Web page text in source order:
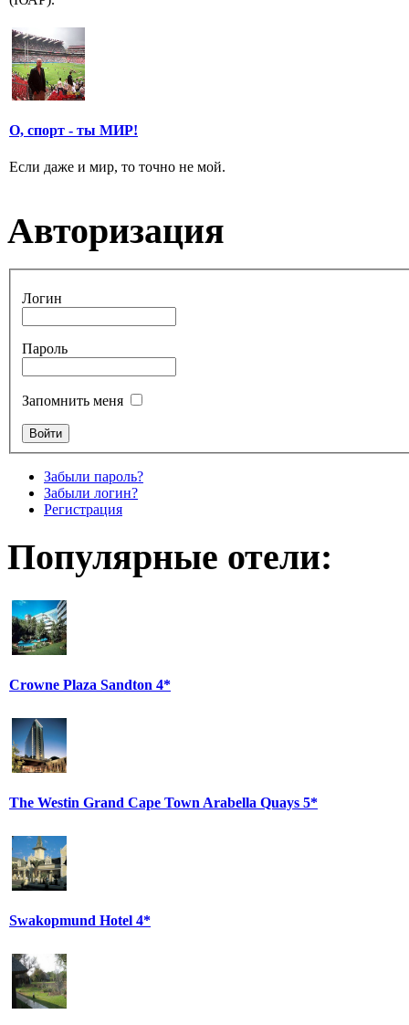
О, спорт - ты МИР!
Если даже и мир, то точно не мой.
Авторизация
Логин
Пароль
Запомнить меня
Забыли пароль?
Забыли логин?
Регистрация
Популярные отели:
Crowne Plaza Sandton 4*
The Westin Grand Cape Town Arabella Quays 5*
Swakopmund Hotel 4*